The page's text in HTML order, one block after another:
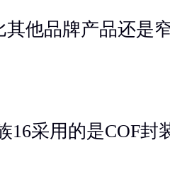
其他品牌产品还是
16采用的是COF封